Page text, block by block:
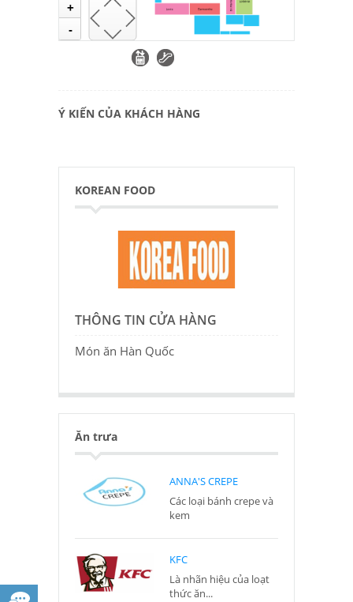
+
-
Ý KIẾN CỦA KHÁCH HÀNG
KOREAN FOOD
THÔNG TIN CỬA HÀNG
Món ăn Hàn Quốc
Ăn trưa
ANNA'S CREPE
Các loại bánh crepe và
kem
KFC
Là nhãn hiệu của loạt
thức ăn...